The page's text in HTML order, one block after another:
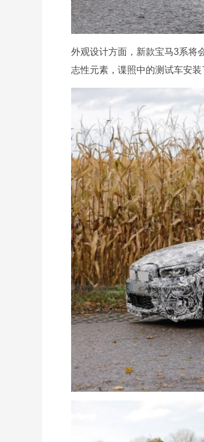
外观设计方面，新款宝马3系将
志性元素，谍照中的测试车安